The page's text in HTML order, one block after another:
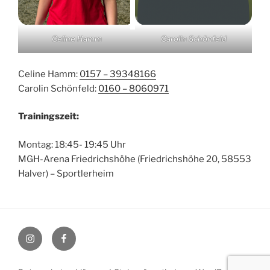
Celine Hamm Carolin Schönfeld
Celine Hamm: 0157 – 39348166
Carolin Schönfeld: 0160 – 8060971
Trainingszeit:
Montag: 18:45- 19:45 Uhr
MGH-Arena Friedrichshöhe (Friedrichshöhe 20, 58553
Halver) – Sportlerheim
InstagramFacebook